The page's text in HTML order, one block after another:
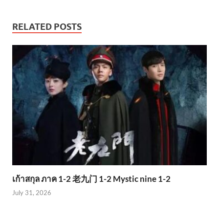
RELATED POSTS
เก้าสกุล ภาค 1-2 老九门 1-2 Mystic nine 1-2
July 31, 2026